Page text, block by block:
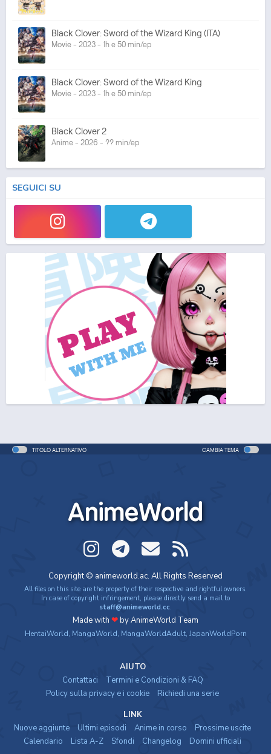
Black Clover: Sword of the Wizard King (ITA)
Movie - 2023 - 1h e 50 min/ep
Black Clover: Sword of the Wizard King
Movie - 2023 - 1h e 50 min/ep
Black Clover 2
Anime - 2026 - ?? min/ep
SEGUICI SU
TITOLO ALTERNATIVO CAMBIA TEMA
AnimeWorld
Copyright © animeworld.ac. All Rights Reserved
All files on this site are the property of their respective and rightful owners.
In case of copyright infringement, please directly send a mail to
staff@animeworld.cc.
Made with ❤by AnimeWorld Team
HentaiWorld, MangaWorld, MangaWorldAdult, JapanWorldPorn
AIUTO
Contattaci
Termini e Condizioni & FAQ
Policy sulla privacy e i cookie
Richiedi una serie
LINK
Nuove aggiunte
Ultimi episodi Anime in corso
Prossime uscite
Calendario
Lista A-Z Sfondi Changelog Domini ufficiali